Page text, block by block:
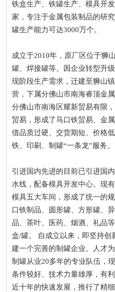
铁盒生产、铁罐生产、模具开
家，专注于金属包装制品的研
罐生产能力可达3000万个。
成立于2010年，原厂区位于狮
罐、焊接罐等。因企业转型升
现阶段生产需求，迁建至狮山
营，下属分佛山市南海睿顶金
分佛山市南海区耀新贸易有限
贸易，形成了马口铁贸易、金
借品质过硬、交货期短、价格
铁、印刷、制罐“一条龙”服务。
引进国内先进的目前已引进国
水线，配备模具开发中心。现
模具五大车间，形成了统一的
口铁制品、圆形罐、方形罐、
品、茶叶、医药、烟酒、礼品
盒/罐。 自成立以来，即坚持创
建一个完善的制罐企业。人才
制罐从业20多年的专业队伍，
条件较好、技术力量雄厚，有
近十年的快速发展，推行了精